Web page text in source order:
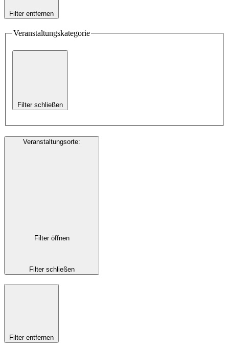
Filter entfernen
Veranstaltungskategorie
Filter schließen
Veranstaltungsorte:
Filter öffnen
Filter schließen
Filter entfernen